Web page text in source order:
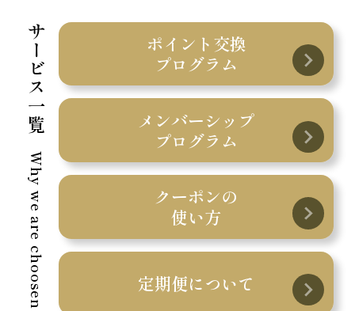
サービス一覧
Why we are choosen
ポイント交換
プログラム
メンバーシップ
プログラム
クーポンの
使い方
定期便について